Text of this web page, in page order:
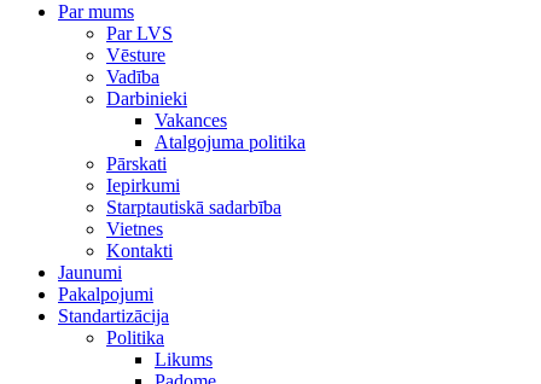
Par mums
Par LVS
Vēsture
Vadība
Darbinieki
Vakances
Atalgojuma politika
Pārskati
Iepirkumi
Starptautiskā sadarbība
Vietnes
Kontakti
Jaunumi
Pakalpojumi
Standartizācija
Politika
Likums